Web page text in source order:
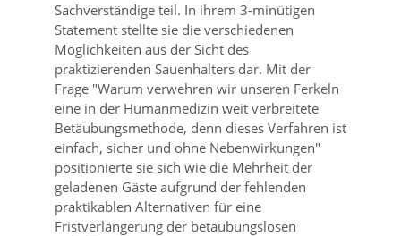
Sachverständige teil. In ihrem 3-minütigen
Statement stellte sie die verschiedenen
Möglichkeiten aus der Sicht des
praktizierenden Sauenhalters dar. Mit der
Frage Warum verwehren wir unseren Ferkeln
eine in der Humanmedizin weit verbreitete
Betäubungsmethode, denn dieses Verfahren ist
einfach, sicher und ohne Nebenwirkungen
positionierte sie sich wie die Mehrheit der
geladenen Gäste aufgrund der fehlenden
praktikablen Alternativen für eine
Fristverlängerung der betäubungslosen